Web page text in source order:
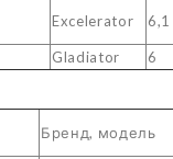
Excelerator 6,1
Gladiator 6
Бренд, модель